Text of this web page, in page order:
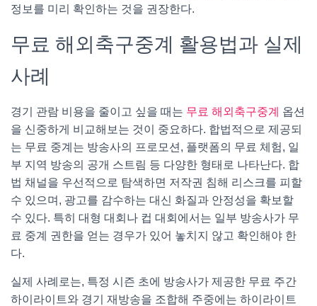
정보를 미리 확인하는 것을 권장한다.
무료 해외축구중계 활용법과 실제
사례
경기 관람 비용을 줄이고 싶을 때는 무료 해외축구중계 옵션
을 신중하게 비교해보는 것이 중요하다. 합법적으로 제공되
는 무료 중계는 방송사의 프로모션, 플랫폼의 무료 체험, 일
부 지역 방송의 공개 스트림 등 다양한 형태로 나타난다. 합
법 채널을 우선적으로 탐색하면 저작권 침해 리스크를 피할
수 있으며, 광고를 감수하는 대신 화질과 안정성을 확보할
수 있다. 특히 대형 대회나 컵 대회에서는 일부 방송사가 무
료 중계 권한을 얻는 경우가 있어 놓치지 않고 확인해야 한
다.
실제 사례로는, 특정 시즌 초에 방송사가 제공한 무료 주간
하이라이트와 경기 재방송을 조합해 주중에는 하이라이트